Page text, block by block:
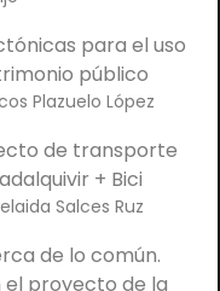
para el uso
público
Plazuelo López
de transporte
+ Bici
Salces Ruz
de lo común.
proyecto de la